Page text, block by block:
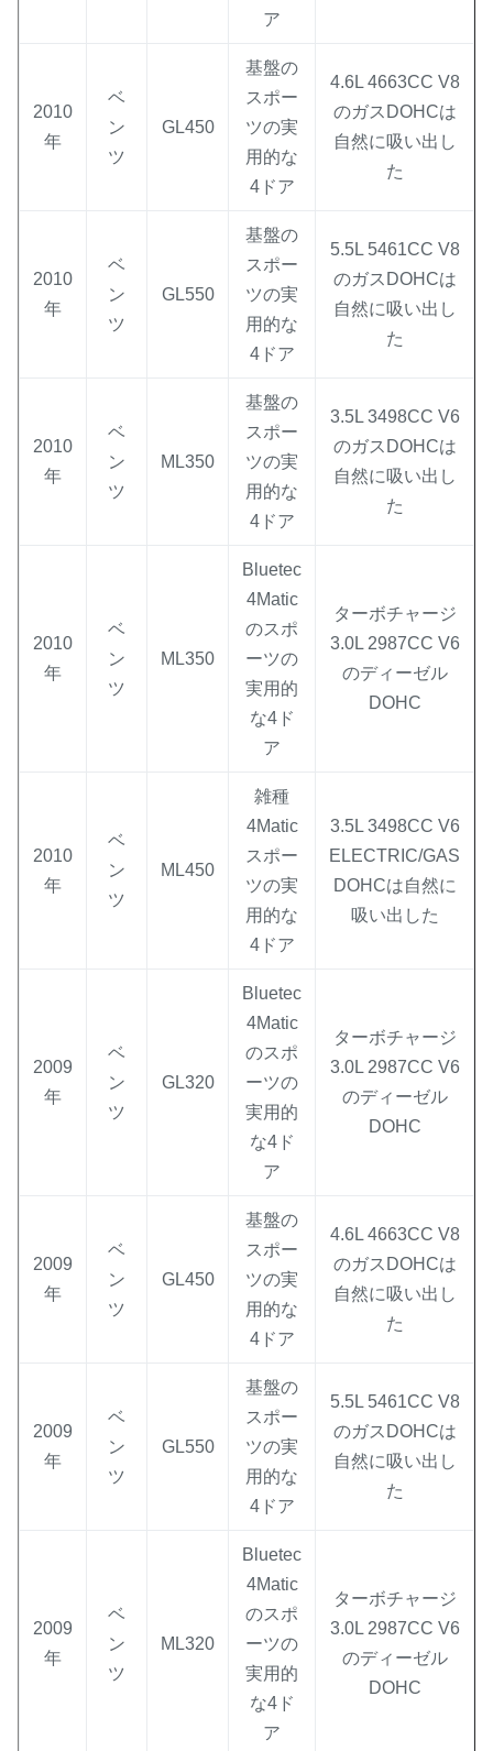
ア
2010
年
ベ
ン
ツ
GL450
基盤の
スポー
ツの実
用的な
4ドア
4.6L 4663CC V8
のガスDOHCは
自然に吸い出し
た
2010
年
ベ
ン
ツ
GL550
基盤の
スポー
ツの実
用的な
4ドア
5.5L 5461CC V8
のガスDOHCは
自然に吸い出し
た
2010
年
ベ
ン
ツ
ML350
基盤の
スポー
ツの実
用的な
4ドア
3.5L 3498CC V6
のガスDOHCは
自然に吸い出し
た
2010
年
ベ
ン
ツ
ML350
Bluetec
4Matic
のスポ
ーツの
実用的
な4ド
ア
ターボチャージ
3.0L 2987CC V6
のディーゼル
DOHC
2010
年
ベ
ン
ツ
ML450
雑種
4Matic
スポー
ツの実
用的な
4ドア
3.5L 3498CC V6
ELECTRIC/GAS
DOHCは自然に
吸い出した
2009
年
ベ
ン
ツ
GL320
Bluetec
4Matic
のスポ
ーツの
実用的
な4ド
ア
ターボチャージ
3.0L 2987CC V6
のディーゼル
DOHC
2009
年
ベ
ン
ツ
GL450
基盤の
スポー
ツの実
用的な
4ドア
4.6L 4663CC V8
のガスDOHCは
自然に吸い出し
た
2009
年
ベ
ン
ツ
GL550
基盤の
スポー
ツの実
用的な
4ドア
5.5L 5461CC V8
のガスDOHCは
自然に吸い出し
た
2009
年
ベ
ン
ツ
ML320
Bluetec
4Matic
のスポ
ーツの
実用的
な4ド
ア
ターボチャージ
3.0L 2987CC V6
のディーゼル
DOHC